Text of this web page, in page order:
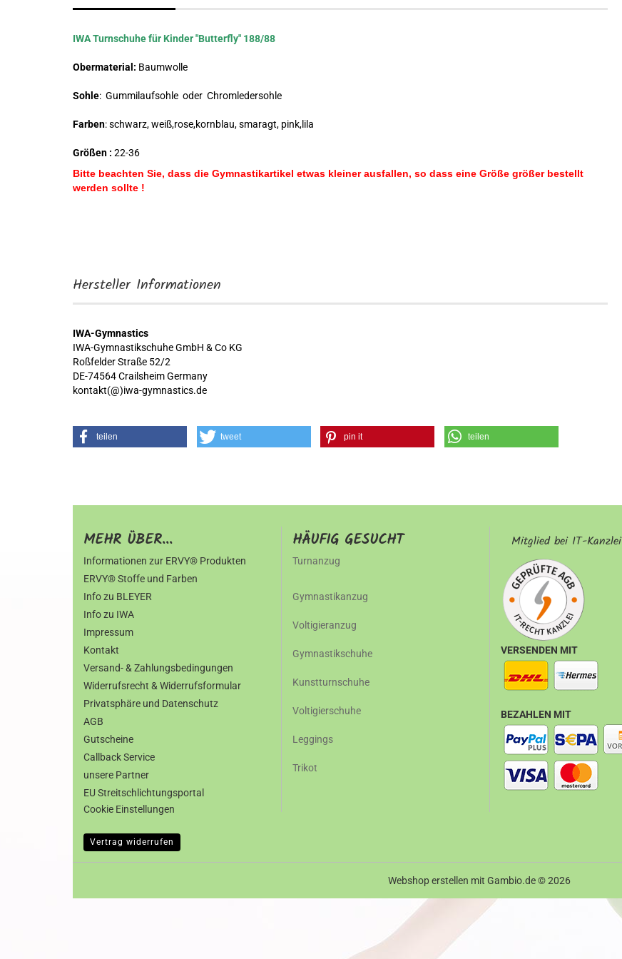
IWA Turnschuhe für Kinder "Butterfly" 188/88
Obermaterial: Baumwolle
Sohle: Gummilaufsohle oder Chromledersohle
Farben: schwarz, weiß,rose,kornblau, smaragt, pink,lila
Größen : 22-36
Bitte beachten Sie, dass die Gymnastikartikel etwas kleiner ausfallen, so dass eine Größe größer bestellt
werden sollte !
Hersteller Informationen
IWA-Gymnastics
IWA-Gymnastikschuhe GmbH & Co KG
Roßfelder Straße 52/2
DE-74564 Crailsheim Germany
kontakt(@)iwa-gymnastics.de
teilen tweet pin it teilen
MEHR ÜBER...
Informationen zur ERVY® Produkten
ERVY® Stoffe und Farben
Info zu BLEYER
Info zu IWA
Impressum
Kontakt
Versand- & Zahlungsbedingungen
Widerrufsrecht & Widerrufsformular
Privatsphäre und Datenschutz
AGB
Gutscheine
Callback Service
unsere Partner
EU Streitschlichtungsportal
Cookie Einstellungen
HÄUFIG GESUCHT
Turnanzug
Gymnastikanzug
Voltigieranzug
Gymnastikschuhe
Kunstturnschuhe
Voltigierschuhe
Leggings
Trikot
Mitglied bei IT-Kanzlei
VERSENDEN MIT
BEZAHLEN MIT
Vertrag widerrufen
Webshop erstellen mit Gambio.de © 2026